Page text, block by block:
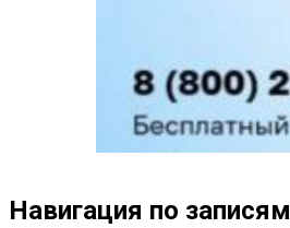
Навигация по записям